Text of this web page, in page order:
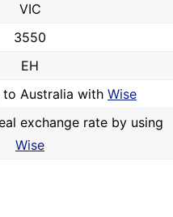
VIC
3550
EH
to Australia with Wise
exchange rate by using
Wise